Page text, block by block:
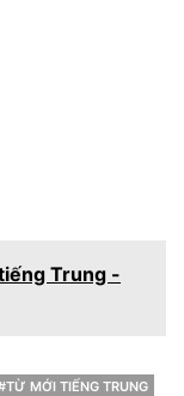
Trung -
MỚI TIẾNG TRUNG